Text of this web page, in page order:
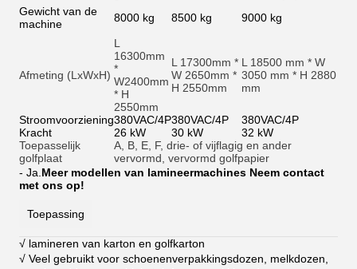
Gewicht van de
machine
8000 kg 8500 kg 9000 kg
Afmeting (LxWxH)
L
16300mm
*
W2400mm
* H
2550mm
L 17300mm *
W 2650mm *
H 2550mm
L 18500 mm * W
3050 mm * H 2880
mm
Stroomvoorziening380VAC/4P380VAC/4P
380VAC/4P
Kracht
26 kW 30 kW
32 kW
Toepasselijk
golfplaat
A, B, E, F, drie- of vijflagig en ander
vervormd, vervormd golfpapier
- Ja. Meer modellen van lamineermachines Neem contact
met ons op!
Toepassing
√ lamineren van karton en golfkarton
√ Veel gebruikt voor schoenenverpakkingsdozen, melkdozen,